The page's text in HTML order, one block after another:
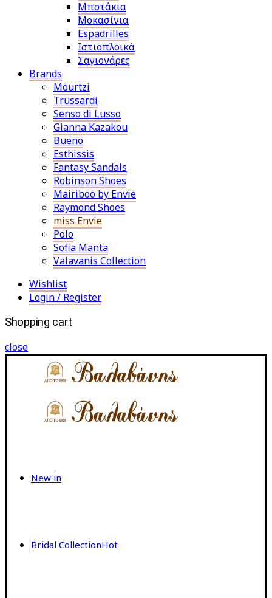
Μποτάκια
Μοκασίνια
Espadrilles
Ιστιοπλοικά
Σαγιονάρες
Brands
Mourtzi
Trussardi
Senso di Lusso
Gianna Kazakou
Bueno
Esthissis
Fantasy Sandals
Robinson Shoes
Mairiboo by Envie
Raymond Shoes
miss Envie
Polo
Sofia Manta
Valavanis Collection
Wishlist
Login / Register
Shopping cart
close
New in
Bridal CollectionHot